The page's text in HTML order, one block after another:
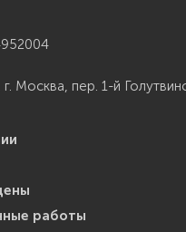
г. Москва, пер. 1-й
работы